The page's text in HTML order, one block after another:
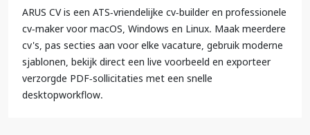
ARUS CV is een ATS-vriendelijke cv-builder en professionele
cv-maker voor macOS, Windows en Linux. Maak meerdere
cv's, pas secties aan voor elke vacature, gebruik moderne
sjablonen, bekijk direct een live voorbeeld en exporteer
verzorgde PDF-sollicitaties met een snelle
desktopworkflow.